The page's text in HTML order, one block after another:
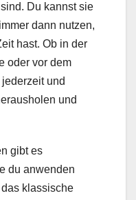
Du kannst sie
dann nutzen,
hast. Ob in der
oder vor dem
und
und
gibt es
du anwenden
klassische